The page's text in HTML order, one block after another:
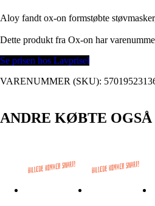
Aloy fandt ox-on formstøbte
Dette produkt fra Ox-on har
Se prisen hos Lavprisel
VARENUMMER (SKU):
ANDRE KØBTE OGSÅ